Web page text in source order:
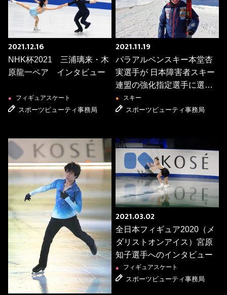
2021.12.16
NHK杯2021 三浦璃来・木
原龍一ペア インタビュー
● フィギュアスケート
スポーツビューティ事務局
2021.11.19
パラアルペンスキー本堂杏
実選手が 日本障害者スキー
連盟の強化指定選手に選
出！
● スキー
スポーツビューティ事務局
2021.03.02
全日本フィギュア2020（メ
ダリストオンアイス）宮原
知子選手へのインタビュー
● フィギュアスケート
スポーツビューティ事務局